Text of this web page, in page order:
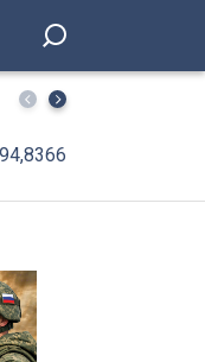
вышли лучшие игроки